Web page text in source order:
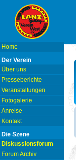
Home
Der Verein
Über uns
Presseberichte
Veranstaltungen
Fotogalerie
Anreise
Kontakt
Die Szene
Diskussionsforum
Forum Archiv